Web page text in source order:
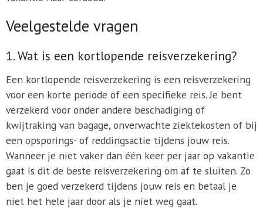
Veelgestelde vragen
1. Wat is een kortlopende reisverzekering?
Een kortlopende reisverzekering is een reisverzekering
voor een korte periode of een specifieke reis. Je bent
verzekerd voor onder andere beschadiging of
kwijtraking van bagage, onverwachte ziektekosten of bij
een opsporings- of reddingsactie tijdens jouw reis.
Wanneer je niet vaker dan één keer per jaar op vakantie
gaat is dit de beste reisverzekering om af te sluiten. Zo
ben je goed verzekerd tijdens jouw reis en betaal je
niet het hele jaar door als je niet weg gaat.